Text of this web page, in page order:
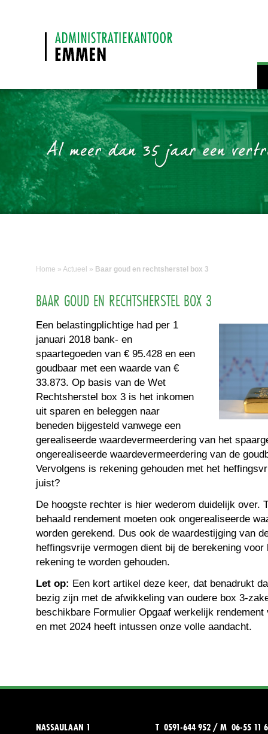
Home » Actueel » Baar goud en rechtsherstel box 3
BAAR GOUD EN RECHTSHERSTEL BOX 3
Een belastingplichtige had per 1
januari 2018 bank- en
spaartegoeden van € 95.428 en een
goudbaar met een waarde van €
33.873. Op basis van de Wet
Rechtsherstel box 3 is het inkomen
uit sparen en beleggen naar
beneden bijgesteld vanwege een
gerealiseerde waardevermeerdering van het
ongerealiseerde waardevermeerdering van de
Vervolgens is rekening gehouden met het
juist?
De hoogste rechter is hier wederom duidelijk over.
behaald rendement moeten ook ongerealiseerde
worden gerekend. Dus ook de waardestijging van
heffingsvrije vermogen dient bij de berekening
rekening te worden gehouden.
Let op: Een kort artikel deze keer, dat benadrukt
bezig zijn met de afwikkeling van oudere box 3-
beschikbare Formulier Opgaaf werkelijk rendement
en met 2024 heeft intussen onze volle aandacht.
NASSAULAAN 1
T 0591-644 952 / M 06-55 11